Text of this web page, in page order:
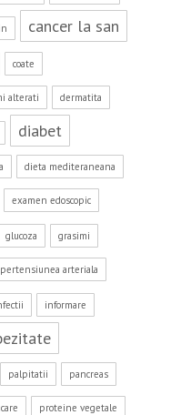
cancer la san
coate
alterati dermatita
diabet
dieta mediteraneana
examen edoscopic
glucoza grasimi
arteriala
informare
palpitatii pancreas
proteine vegetale